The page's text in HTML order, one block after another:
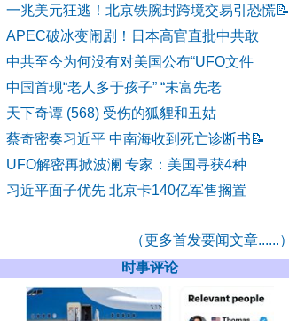
一兆美元狂逃！北京铁腕封跨境交易引恐慌📝
APEC破冰变闹剧！日本高官直批中共敢
中共至今为何没有对美国公布“UFO文件
中国首现“老人多于孩子” “未富先老
天下奇谭 (568) 受伤的狐貍和丑姑
蔡奇密奏习近平 中南海收到死亡诊断书 📝
UFO解密再掀波澜 专家：美国寻获4种
习近平面子优先 北京卡140亿军售搁置
（更多首发要闻文章......）
时事评论